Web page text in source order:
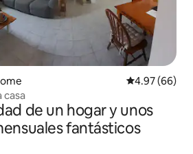
Calificación
4.97 (66)
casa
de un hogar y unos
fantásticos